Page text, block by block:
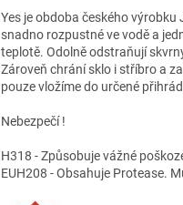
Yes je obdoba českého
snadno rozpustné ve vodě a
teplotě. Odolně odstraňují
Zároveň chrání sklo i stříbro a
pouze vložíme do určené
Nebezpečí !
H318 - Způsobuje vážné
EUH208 - Obsahuje Protease.